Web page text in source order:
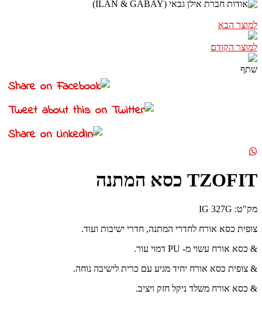
למוצר הבא
למוצר הקודם
שתף
TZOFIT כסא המתנה
מק"ט: IG 327G
צופית כסא אורח לחדרי המתנה, חדרי ישיבות ועוד.
& כסא אורח עשוי מ- PU דמוי עור.
& צופית כסא אורח יחיד מגיע עם כרית לישיבה נוחה.
& כסא אורח משלד ניקל חזק ויציב.